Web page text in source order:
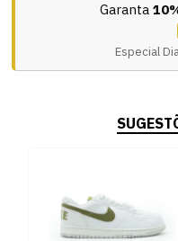
Garanta
Especial